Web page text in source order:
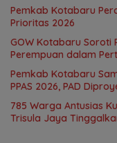
Pemkab Kotabaru
Prioritas 2026
GOW Kotabaru Soroti
Perempuan dalam
Pemkab Kotabaru
PPAS 2026, PAD
785 Warga Antusias
Trisula Jaya